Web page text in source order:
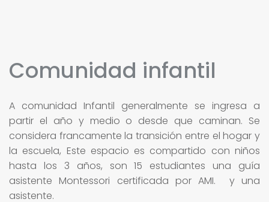
Comunidad infantil
A comunidad Infantil generalmente se ingresa a
partir el año y medio o desde que caminan. Se
considera francamente la transición entre el hogar y
la escuela, Este espacio es compartido con niños
hasta los 3 años, son 15 estudiantes una guía
asistente Montessori certificada por AMI. y una
asistente.